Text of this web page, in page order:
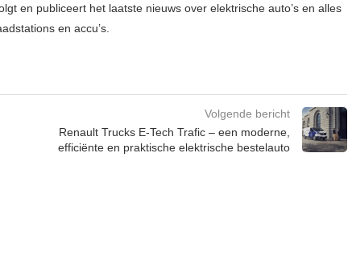
en publiceert het laatste nieuws over elektrische auto’s en alles
en accu’s.
Volgende bericht
Renault Trucks E-Tech Trafic – een moderne,
efficiënte en praktische elektrische bestelauto